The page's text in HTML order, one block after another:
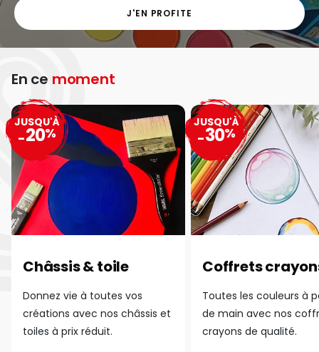
J'EN PROFITE
En ce moment
Châssis & toile
Donnez vie à toutes vos
créations avec nos châssis et
toiles à prix réduit.
JUSQU'À
-20%
Coffrets
Toutes les couleurs à
de main avec nos
crayons de qualité.
JUSQU'À
-30%